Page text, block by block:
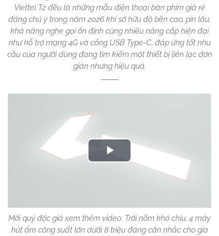
Viettel T2 đều là những mẫu điện thoại bàn phím giá rẻ
đáng chú ý trong năm 2026 khi sở hữu độ bền cao, pin lâu,
khả năng nghe gọi ổn định cùng nhiều nâng cấp hiện đại
như hỗ trợ mạng 4G và cổng USB Type-C, đáp ứng tốt nhu
cầu của người dùng đang tìm kiếm một thiết bị liên lạc đơn
giản nhưng hiệu quả.
Play
Mời quý độc giả xem thêm video: Trời nồm khó chịu, 4 máy
hút ẩm công suất lớn dưới 8 triệu đáng cân nhắc cho gia